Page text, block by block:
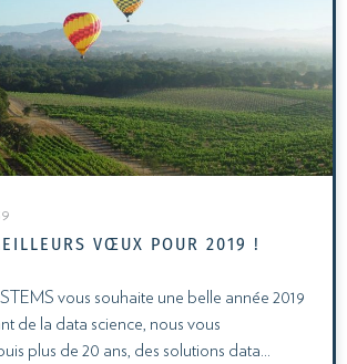
VŒUX POUR 2019 !
vous souhaite une belle année 2019
de la data science, nous vous
plus de 20 ans, des solutions data…